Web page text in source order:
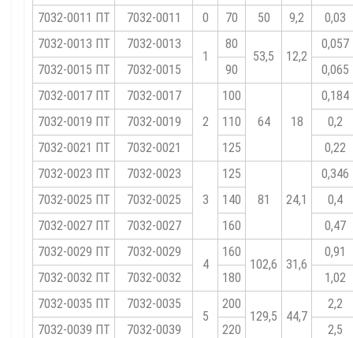
7032-0011 ПТ
7032-0011 0 70 50 9,2
0,03
7032-0013 ПТ
7032-0013
1
80
53,5
12,2
0,057
7032-0015 ПТ
7032-0015 90
0,065
7032-0017 ПТ
7032-0017
2
100
64
18
0,184
7032-0019 ПТ
7032-0019 110
0,2
7032-0021 ПТ
7032-0021 125
0,22
7032-0023 ПТ
7032-0023
3
125
81
24,1
0,346
7032-0025 ПТ
7032-0025 140
0,4
7032-0027 ПТ
7032-0027 160
0,47
7032-0029 ПТ
7032-0029
4
160
102,6
31,6
0,91
7032-0032 ПТ
7032-0032 180
1,02
7032-0035 ПТ
7032-0035
5
200
129,5
44,7
2,2
7032-0039 ПТ
7032-0039 220
2,5